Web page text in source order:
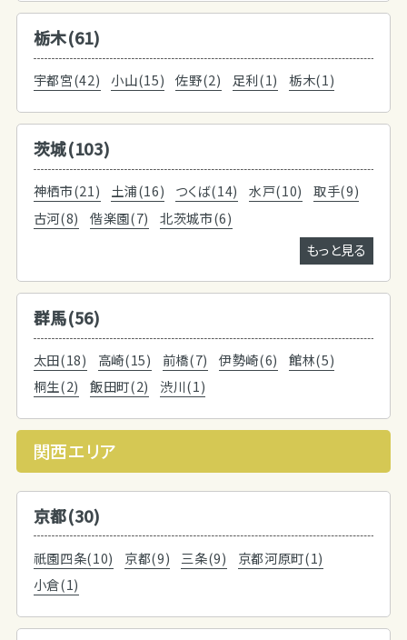
栃木(61)
宇都宮(42) 小山(15) 佐野(2) 足利(1) 栃木(1)
茨城(103)
神栖市(21) 土浦(16) つくば(14) 水戸(10)
取手(9)
古河(8)
偕楽園(7)
北茨城市(6)
もっと見る
群馬(56)
太田(18) 高崎(15) 前橋(7) 伊勢崎(6)
館林(5)
桐生(2)
飯田町(2) 渋川(1)
関西エリア
京都(30)
祇園四条(10) 京都(9) 三条(9)
京都河原町(1)
小倉(1)